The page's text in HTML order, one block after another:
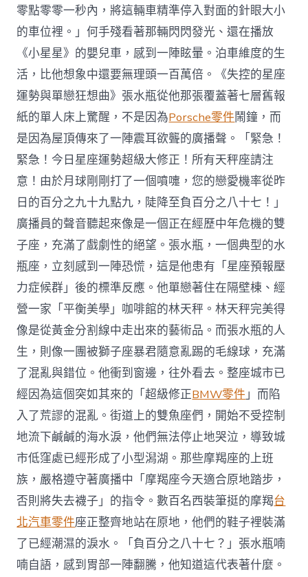
零點零零一秒內，將這輛車精準停入對面的針眼大小
的車位裡。」何手殘看著那輛閃閃發光、還在播放
《小星星》的嬰兒車，感到一陣眩暈。泊車維度的生
活，比他想象中還要無理頭一百萬倍。《失控的星座
運勢與單戀狂想曲》張水瓶從他那張覆蓋著七層舊報
紙的單人床上驚醒，不是因為Porsche零件鬧鐘，而
是因為屋頂傳來了一陣震耳欲聾的廣播聲。「緊急！
緊急！今日星座運勢超級大修正！所有天秤座請注
意！由於月球剛剛打了一個噴嚏，您的戀愛機率從昨
日的百分之九十九點九，陡降至負百分之八十七！」
廣播員的聲音聽起來像是一個正在經歷中年危機的雙
子座，充滿了戲劇性的絕望。張水瓶，一個典型的水
瓶座，立刻感到一陣恐慌，這是他患有「星座預報壓
力症候群」後的標準反應。他單戀著住在隔壁棟、經
營一家「平衡美學」咖啡館的林天秤。林天秤完美得
像是從黃金分割線中走出來的藝術品。而張水瓶的人
生，則像一團被獅子座暴君隨意亂踢的毛線球，充滿
了混亂與錯位。他衝到窗邊，往外看去。整座城市已
經因為這個突如其來的「超級修正BMW零件」而陷
入了荒謬的混亂。街道上的雙魚座們，開始不受控制
地流下鹹鹹的海水淚，他們無法停止地哭泣，導致城
市低窪處已經形成了小型潟湖。那些摩羯座的上班
族，嚴格遵守著廣播中「摩羯座今天適合原地踏步，
否則將失去襪子」的指令。數百名西裝筆挺的摩羯台
北汽車零件座正整齊地站在原地，他們的鞋子裡裝滿
了已經潮濕的淚水。「負百分之八十七？」張水瓶喃
喃自語，感到胃部一陣翻騰，他知道這代表著什麼。